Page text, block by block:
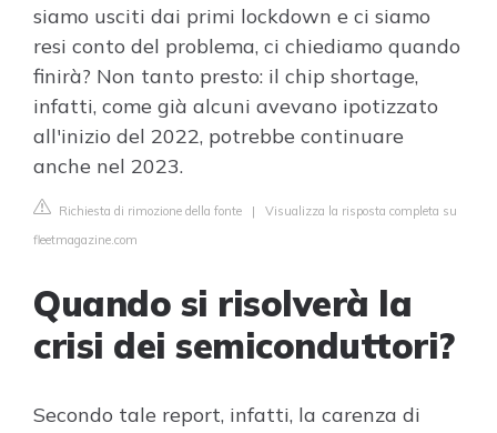
siamo usciti dai primi lockdown e ci siamo
resi conto del problema, ci chiediamo quando
finirà? Non tanto presto: il chip shortage,
infatti, come già alcuni avevano ipotizzato
all'inizio del 2022, potrebbe continuare
anche nel 2023.
Richiesta di rimozione della fonte | Visualizza la risposta completa su
fleetmagazine.com
Quando si risolverà la
crisi dei semiconduttori?
Secondo tale report, infatti, la carenza di